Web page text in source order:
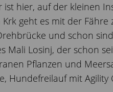
hier, auf der kleinen
geht es mit der
und schon
Mali Losinj, der schon
Pflanzen und
mit Agility